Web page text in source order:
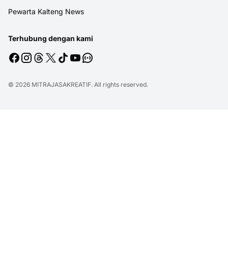
Pewarta Kalteng News
Terhubung dengan kami
© 2026 MITRAJASAKREATIF. All rights reserved.